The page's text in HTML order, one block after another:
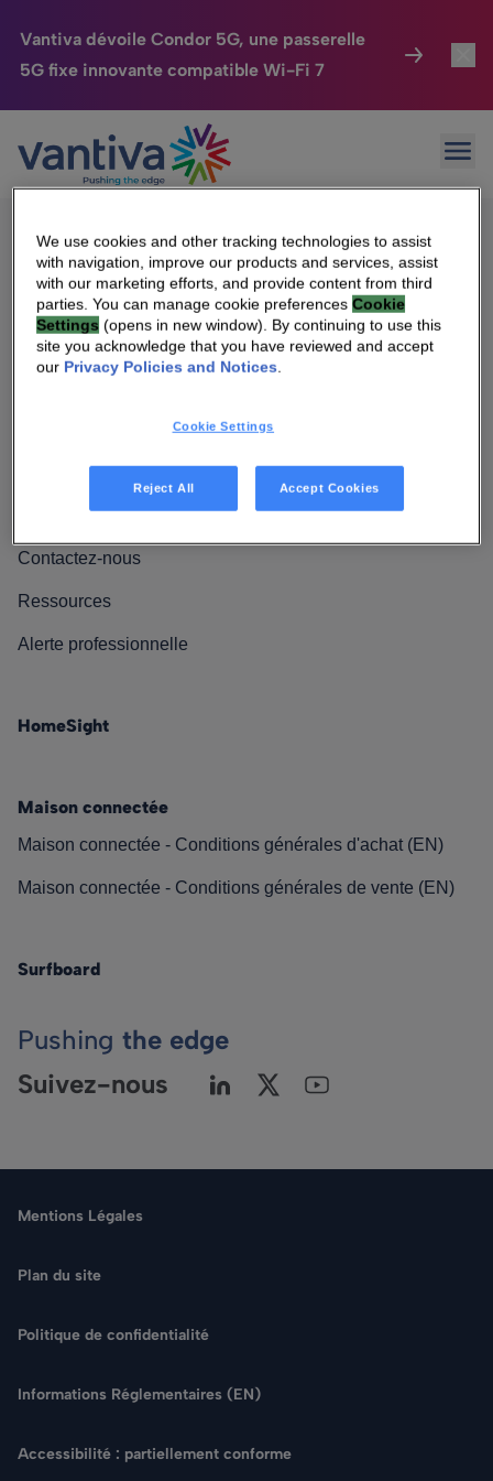
Vantiva dévoile Condor 5G, une passerelle
5G fixe innovante compatible Wi-Fi 7
Passer au contenu principal
Maison Connectée
HomeSight
Entreprise
Nos Engagements
Rechercher
Sorry, no results were found.
Rechercher :
Qui sommes-nous
Relations investisseurs
Nos engagements
Contactez-nous
Ressources
Alerte professionnelle
HomeSight
Maison connectée
Maison connectée - Conditions générales d'achat (EN)
Maison connectée - Conditions générales de vente (EN)
Surfboard
Pushing the edge
Suivez-nous
Mentions Légales
Plan du site
Politique de confidentialité
Informations Réglementaires (EN)
Accessibilité : partiellement conforme
We use cookies and other tracking technologies to assist
with navigation, improve our products and services, assist
with our marketing efforts, and provide content from third
parties. You can manage cookie preferencesCookie
Settings (opens in new window). By continuing to use this
site you acknowledge that you have reviewed and accept
our Privacy Policies and Notices.
Cookie Settings
Reject All Accept Cookies